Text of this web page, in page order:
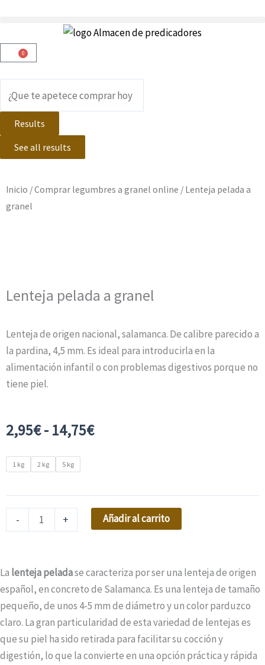
contenido
0
Carrito
Results
See all results
Inicio /Comprar legumbres a granel online / Lenteja pelada a
granel
Lenteja pelada a granel
Lenteja de origen nacional, salamanca. De calibre parecido a
la pardina, 4,5 mm. Es ideal para introducirla en la
alimentación infantil o con problemas digestivos porque no
tiene piel.
2,95€- 14,75€Rango
2,95€
hasta
14,75€
1 kg 2 kg 5 kg
-
Lenteja
a
granel
cantidad
+ Añadir al carrito
La lenteja peladase caracteriza por ser una lenteja de origen
español, en concreto de Salamanca. Es una lenteja de tamaño
pequeño, de unos 4-5 mm de diámetro y un color parduzco
claro. La gran particularidad de esta variedad de lentejas es
que su piel ha sido retirada para facilitar su cocción y
digestión, lo que la convierte en una opción práctica y rápida